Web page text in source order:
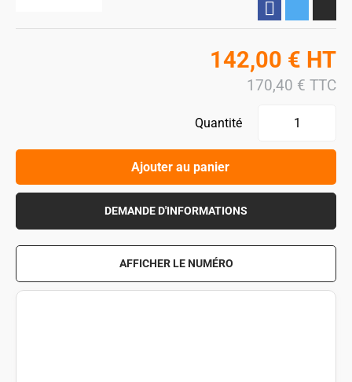
142,00 € HT
170,40 € TTC
Quantité
Ajouter au panier
DEMANDE D'INFORMATIONS
AFFICHER LE NUMÉRO